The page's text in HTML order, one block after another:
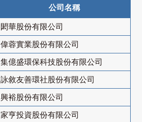
公司名稱
閎華股份有限公司
偉蓉實業股份有限公司
集億盛環保科技股份有限公司
詠敘友善環社股份有限公司
興裕股份有限公司
家亨投資股份有限公司